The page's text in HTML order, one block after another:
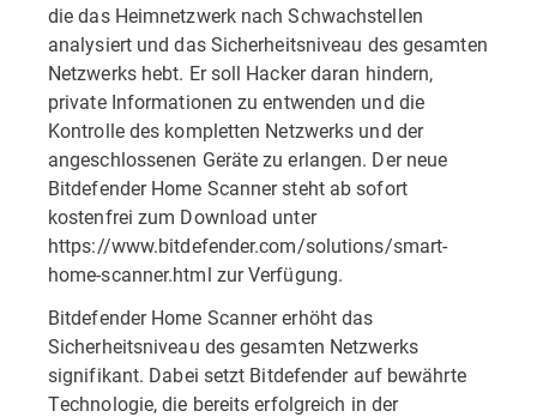
die das Heimnetzwerk nach Schwachstellen
analysiert und das Sicherheitsniveau des gesamten
Netzwerks hebt. Er soll Hacker daran hindern,
private Informationen zu entwenden und die
Kontrolle des kompletten Netzwerks und der
angeschlossenen Geräte zu erlangen. Der neue
Bitdefender Home Scanner steht ab sofort
kostenfrei zum Download unter
https://www.bitdefender.com/solutions/smart-
home-scanner.html zur Verfügung.
Bitdefender Home Scanner erhöht das
Sicherheitsniveau des gesamten Netzwerks
signifikant. Dabei setzt Bitdefender auf bewährte
Technologie, die bereits erfolgreich in der